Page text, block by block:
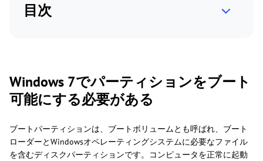
目次
Windows 7でパーティションをブート
可能にする必要がある
ブートパーティションは、ブートボリュームとも呼ばれ、ブート
ローダーとWindowsオペレーティングシステムに必要なファイル
を含むディスクパーティションです。コンピュータを正常に起動